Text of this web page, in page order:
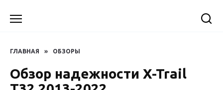
ГЛАВНАЯ » ОБЗОРЫ
Обзор надежности X-Trail